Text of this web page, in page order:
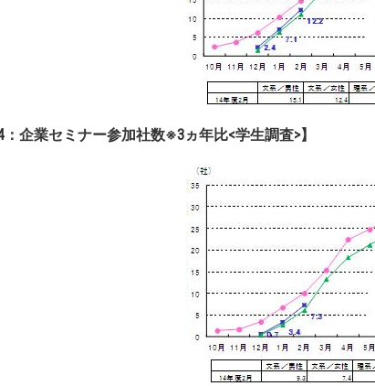
：企業セミナー参加社数※3ヵ年比<学生調査>】